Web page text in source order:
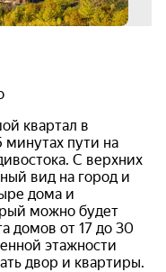
квартал в
пути на
С верхних
вид на город и
дома и
можно будет
домов от 17 до 30
этажности
двор и квартиры.